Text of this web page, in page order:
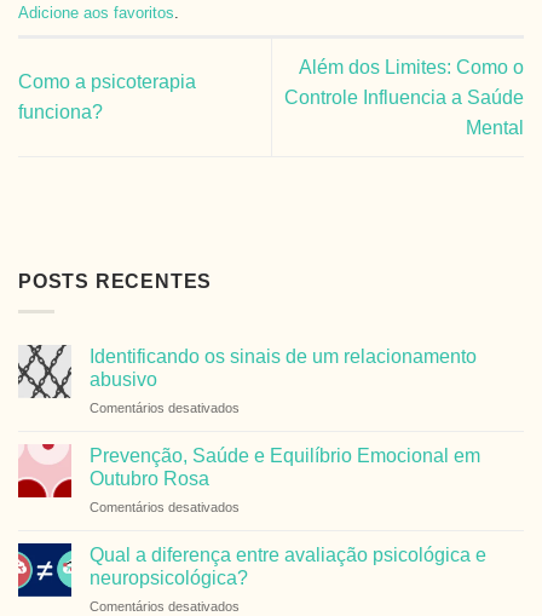
Adicione aos favoritos.
Como a psicoterapia
funciona?
Além dos Limites: Como o
Controle Influencia a Saúde
Mental
POSTS RECENTES
Identificando os sinais de um relacionamento
abusivo
Comentários desativados
abusivo
Prevenção, Saúde e Equilíbrio Emocional em
Outubro Rosa
Comentários desativados
Saúde
e
Equilíbrio
Qual a diferença entre avaliação psicológica e
neuropsicológica?
Comentários desativados